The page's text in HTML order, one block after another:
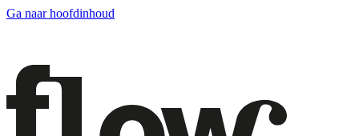
Ga naar hoofdinhoud